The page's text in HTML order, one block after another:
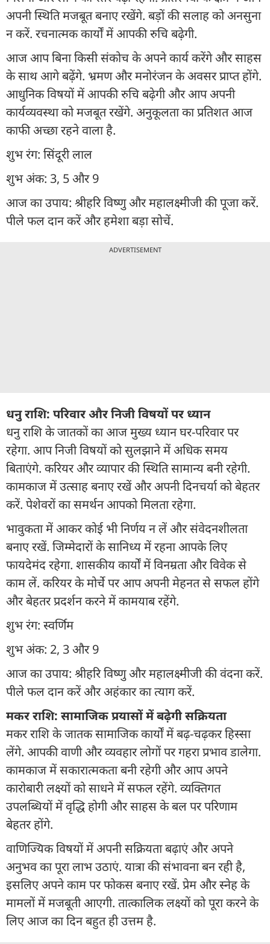
अपनी स्थिति मजबूत बनाए रखेंगे. बड़ों की सलाह को अनसुना
न करें. रचनात्मक कार्यों में आपकी रुचि बढ़ेगी.
आज आप बिना किसी संकोच के अपने कार्य करेंगे और साहस
के साथ आगे बढ़ेंगे. भ्रमण और मनोरंजन के अवसर प्राप्त होंगे.
आधुनिक विषयों में आपकी रुचि बढ़ेगी और आप अपनी
कार्यव्यवस्था को मजबूत रखेंगे. अनुकूलता का प्रतिशत आज
काफी अच्छा रहने वाला है.
शुभ रंग: सिंदूरी लाल
शुभ अंक: 3, 5 और 9
आज का उपाय: श्रीहरि विष्णु और महालक्ष्मीजी की पूजा करें.
पीले फल दान करें और हमेशा बड़ा सोचें.
ADVERTISEMENT
धनु राशि: परिवार और निजी विषयों पर ध्यान
धनु राशि के जातकों का आज मुख्य ध्यान घर-परिवार पर
रहेगा. आप निजी विषयों को सुलझाने में अधिक समय
बिताएंगे. करियर और व्यापार की स्थिति सामान्य बनी रहेगी.
कामकाज में उत्साह बनाए रखें और अपनी दिनचर्या को बेहतर
करें. पेशेवरों का समर्थन आपको मिलता रहेगा.
भावुकता में आकर कोई भी निर्णय न लें और संवेदनशीलता
बनाए रखें. जिम्मेदारों के सानिध्य में रहना आपके लिए
फायदेमंद रहेगा. शासकीय कार्यों में विनम्रता और विवेक से
काम लें. करियर के मोर्चे पर आप अपनी मेहनत से सफल होंगे
और बेहतर प्रदर्शन करने में कामयाब रहेंगे.
शुभ रंग: स्वर्णिम
शुभ अंक: 2, 3 और 9
आज का उपाय: श्रीहरि विष्णु और महालक्ष्मीजी की वंदना करें.
पीले फल दान करें और अहंकार का त्याग करें.
मकर राशि: सामाजिक प्रयासों में बढ़ेगी सक्रियता
मकर राशि के जातक सामाजिक कार्यों में बढ़-चढ़कर हिस्सा
लेंगे. आपकी वाणी और व्यवहार लोगों पर गहरा प्रभाव डालेगा.
कामकाज में सकारात्मकता बनी रहेगी और आप अपने
कारोबारी लक्ष्यों को साधने में सफल रहेंगे. व्यक्तिगत
उपलब्धियों में वृद्धि होगी और साहस के बल पर परिणाम
बेहतर होंगे.
वाणिज्यिक विषयों में अपनी सक्रियता बढ़ाएं और अपने
अनुभव का पूरा लाभ उठाएं. यात्रा की संभावना बन रही है,
इसलिए अपने काम पर फोकस बनाए रखें. प्रेम और स्नेह के
मामलों में मजबूती आएगी. तात्कालिक लक्ष्यों को पूरा करने के
लिए आज का दिन बहुत ही उत्तम है.